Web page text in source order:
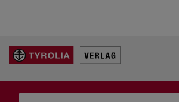
LEBEN & GLAUBE